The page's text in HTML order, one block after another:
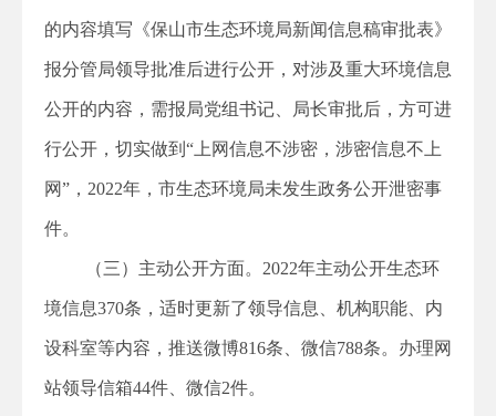
的内容填写《保山市生态环境局新闻信息稿审批表》
报分管局领导批准后进行公开，对涉及重大环境信息
公开的内容，需报局党组书记、局长审批后，方可进
行公开，切实做到“上网信息不涉密，涉密信息不上
网”，2022年，市生态环境局未发生政务公开泄密事
件。
（三）主动公开方面。2022年主动公开生态环
境信息370条，适时更新了领导信息、机构职能、内
设科室等内容，推送微博816条、微信788条。办理网
站领导信箱44件、微信2件。